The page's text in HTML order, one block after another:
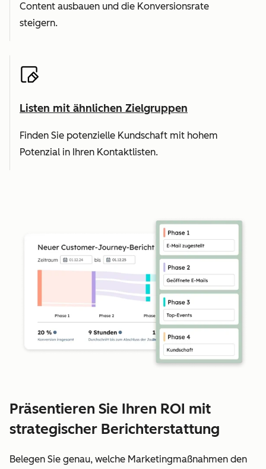
Content ausbauen und die Konversionsrate
steigern.
Listen mit ähnlichen Zielgruppen
Finden Sie potenzielle Kundschaft mit hohem
Potenzial in Ihren Kontaktlisten.
Präsentieren Sie Ihren ROI mit
strategischer Berichterstattung
Belegen Sie genau, welche Marketingmaßnahmen den